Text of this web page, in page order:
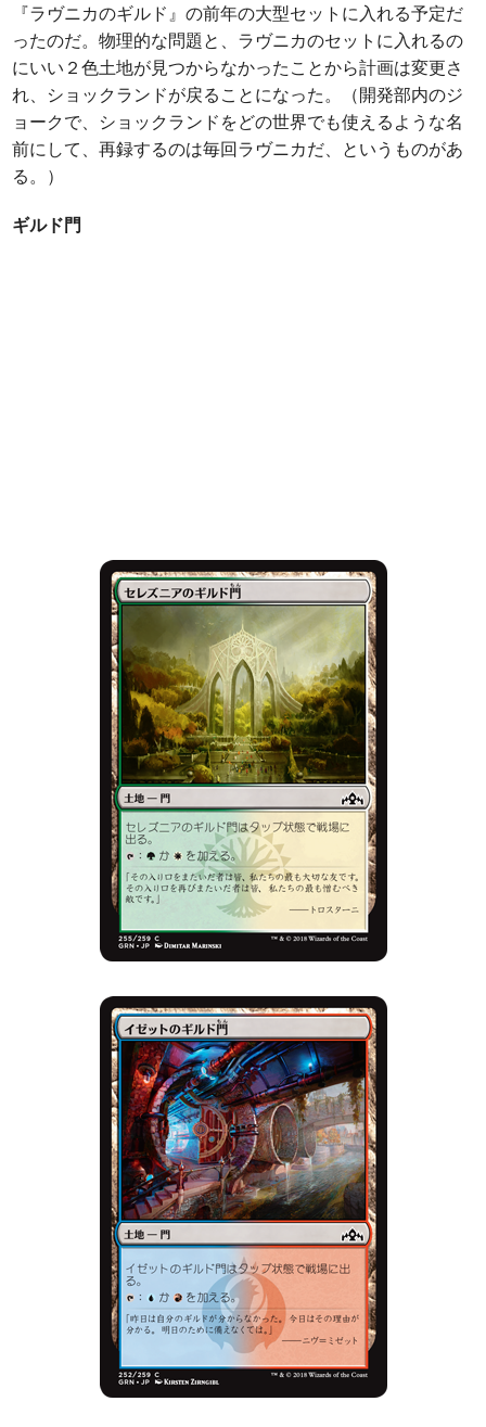
『ラヴニカのギルド』の前年の大型セットに入れる予定だ
ったのだ。物理的な問題と、ラヴニカのセットに入れるの
にいい２色土地が見つからなかったことから計画は変更さ
れ、ショックランドが戻ることになった。（開発部内のジ
ョークで、ショックランドをどの世界でも使えるような名
前にして、再録するのは毎回ラヴニカだ、というものがあ
る。）
ギルド門